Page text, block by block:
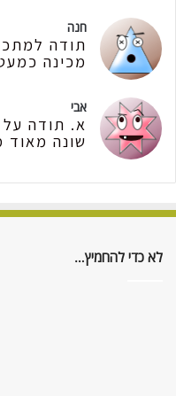
חנה
תודה
מכינה
אבי
א. תודה על
שונה מאוד
לא כדי להחמיץ…